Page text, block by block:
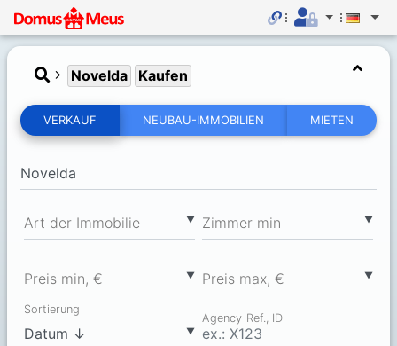
Novelda Kaufen
VERKAUF NEUBAU-IMMOBILIEN MIETEN
▼
Art der Immobilie ▼
Zimmer min
▼
Preis min, € ▼
Preis max, €
▼
Sortierung
Agency Ref., ID